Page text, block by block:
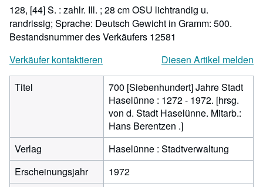
128, [44] S. : zahlr. Ill. ; 28 cm OSU lichtrandig u.
randrissig; Sprache: Deutsch Gewicht in Gramm: 500.
Bestandsnummer des Verkäufers 12581
Verkäufer kontaktieren
Diesen Artikel melden
Titel
700 [Siebenhundert] Jahre Stadt
Haselünne : 1272 - 1972. [hrsg.
von d. Stadt Haselünne. Mitarb.:
Hans Berentzen .]
Verlag
Haselünne : Stadtverwaltung
Erscheinungsjahr
1972